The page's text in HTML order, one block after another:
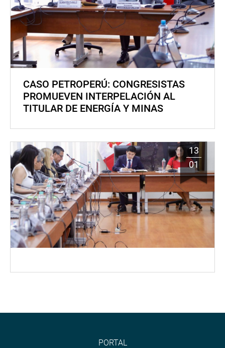
CASO PETROPERÚ: CONGRESISTAS
PROMUEVEN INTERPELACIÓN AL
TITULAR DE ENERGÍA Y MINAS
13
01
PORTAL